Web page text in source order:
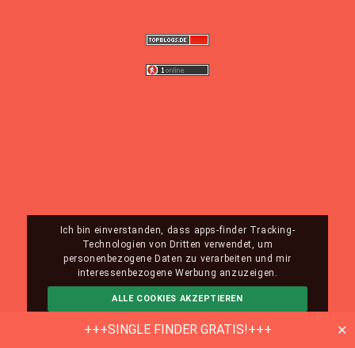
+++SINGLE FINDER GRATIS!+++ ✕
Ich bin einverstanden, dass apps-finder Tracking-
Technologien von Dritten verwendet, um
personenbezogene Daten zu verarbeiten und mir
interessenbezogene Werbung anzuzeigen.
ALLE COOKIES AKZEPTIEREN
ABLEHNEN MEHR INFO